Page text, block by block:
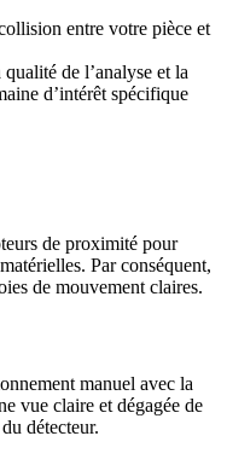
entre votre pièce et
de l’analyse et la
d’intérêt spécifique
de proximité pour
Par conséquent,
de mouvement claires.
manuel avec la
vue claire et dégagée de
détecteur.